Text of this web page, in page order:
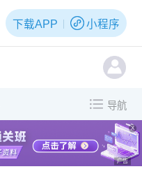
下载APP 小程序
导航
X
广告